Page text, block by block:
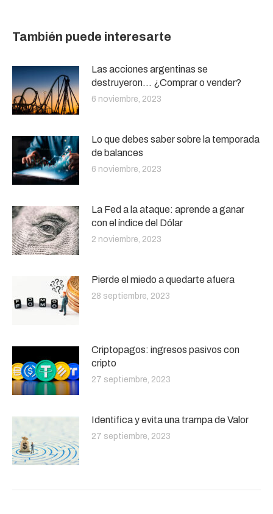
También puede interesarte
Las acciones argentinas se
destruyeron… ¿Comprar o vender?
6 noviembre, 2023
Lo que debes saber sobre la temporada
de balances
6 noviembre, 2023
La Fed a la ataque: aprende a ganar
con el índice del Dólar
2 noviembre, 2023
Pierde el miedo a quedarte afuera
28 septiembre, 2023
Criptopagos: ingresos pasivos con
cripto
27 septiembre, 2023
Identifica y evita una trampa de Valor
27 septiembre, 2023